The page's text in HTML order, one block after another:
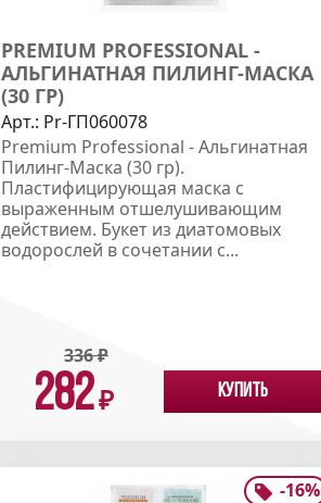
PREMIUM PROFESSIONAL -
АЛЬГИНАТНАЯ ПИЛИНГ-МАСКА
(30 ГР)
Арт.: Pr-ГП060078
Premium Professional - Альгинатная
Пилинг-Маска (30 гр).
Пластифицирующая маска с
выраженным отшелушивающим
действием. Букет из диатомовых
водорослей в сочетании с...
336₽
282₽ Купить
-16%